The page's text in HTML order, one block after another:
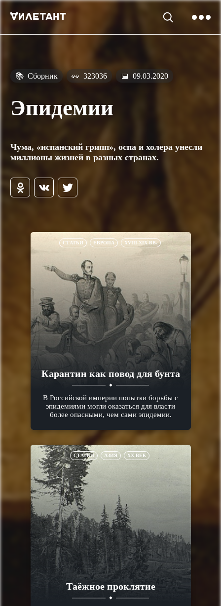
📚 Сборник 👀 323036 📅 09.03.2020
Эпидемии
Чума, «испанский грипп», оспа и холера унесли
миллионы жизней в разных странах.
СТАТЬИ ЕВРОПА XVIII-XIX ВВ.
Карантин как повод для бунта
В Российской империи попытки борьбы с
эпидемиями могли оказаться для власти
более опасными, чем сами эпидемии.
СТАТЬИ АЗИЯ XX ВЕК
Таёжное проклятие